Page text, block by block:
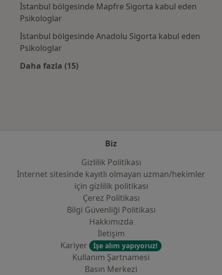
İstanbul bölgesinde Mapfre Sigorta kabul eden
Psikologlar
İstanbul bölgesinde Anadolu Sigorta kabul eden
Psikologlar
Daha fazla (15)
Biz
Gizlilik Politikası
İnternet sitesinde kayıtlı olmayan uzman/hekimler
i̇çin gizlilik politikası
Çerez Politikası
Bilgi Güvenliği Politikası
Hakkımızda
İletişim
Kariyer
İşe alım yapıyoruz!
Kullanım Şartnamesi
Basın Merkezi